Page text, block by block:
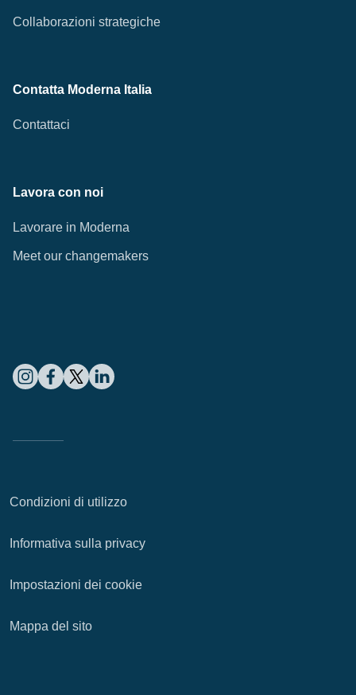
Collaborazioni strategiche
Contatta Moderna Italia
Contattaci
Lavora con noi
Lavorare in Moderna
Meet our changemakers
Condizioni di utilizzo
Informativa sulla privacy
Impostazioni dei cookie
Mappa del sito